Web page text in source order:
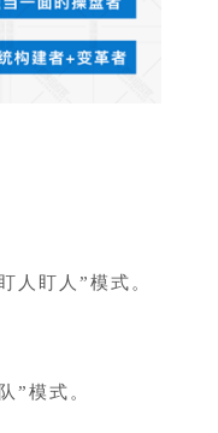
人盯人”模式。
”模式。